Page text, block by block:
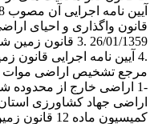
قانون واگذاری و احیای
26/01/1359 .3 قانون زمین شهری مصوب 1366
.4 آیین نامه اجرایی قانون زمین شهری مصوب 1371
مرجع تشخیص اراضی موات
-1 اراضی خارج از
کمیسیون ماده 12 قانون زمین شهری